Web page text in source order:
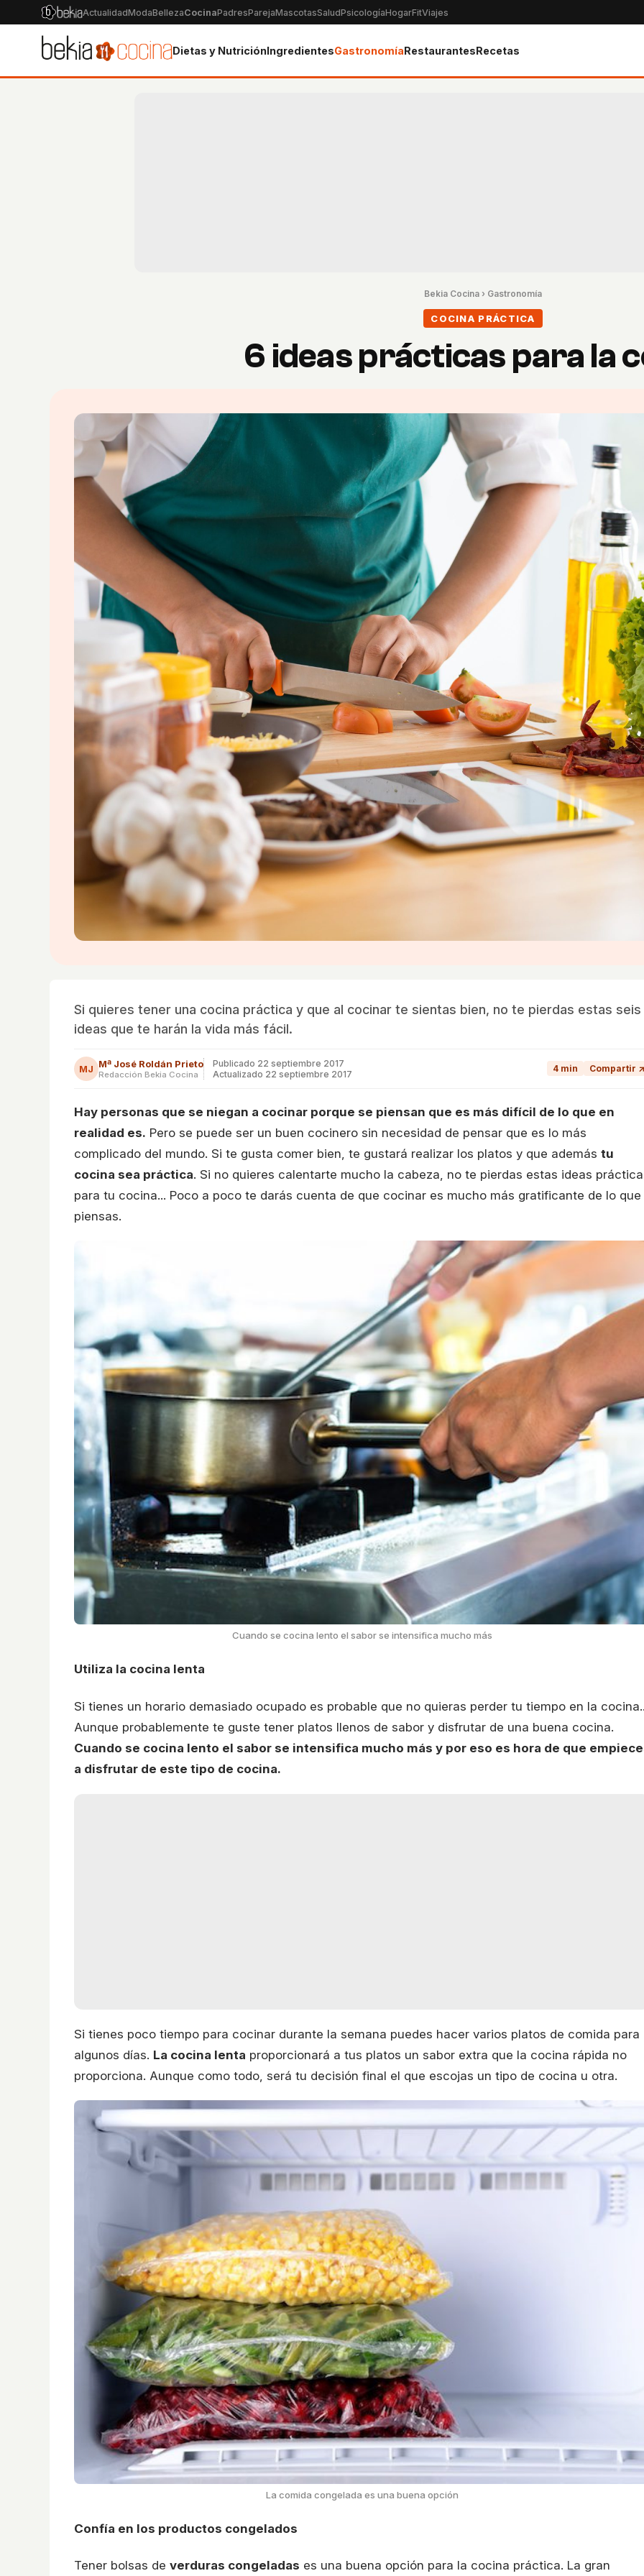
ActualidadModaBellezaCocinaPadresParejaMascotasSaludPsicologíaHogarFitViajes
Dietas y NutriciónIngredientesGastronomíaRestaurantesRecetas
Bekia Cocina › Gastronomía
COCINA PRÁCTICA
6 ideas prácticas para la
Si quieres tener una cocina práctica y que al cocinar te sientas bien, no te pierdas estas seis
ideas que te harán la vida más fácil.
MJ Mª José Roldán Prieto
Redacción Bekia Cocina
Publicado 22 septiembre 2017
Actualizado 22 septiembre 2017
4 min Compartir ↗
Hay personas que se niegan a cocinar porque se piensan que es más difícil de lo que en
realidad es. Pero se puede ser un buen cocinero sin necesidad de pensar que es lo más
complicado del mundo. Si te gusta comer bien, te gustará realizar los platos y que además tu
cocina sea práctica. Si no quieres calentarte mucho la cabeza, no te pierdas estas ideas
para tu cocina... Poco a poco te darás cuenta de que cocinar es mucho más gratificante de lo que
piensas.
Cuando se cocina lento el sabor se intensifica mucho más
Utiliza la cocina lenta
Si tienes un horario demasiado ocupado es probable que no quieras perder tu tiempo en la
Aunque probablemente te guste tener platos llenos de sabor y disfrutar de una buena cocina.
Cuando se cocina lento el sabor se intensifica mucho más y por eso es hora de que
a disfrutar de este tipo de cocina.
Si tienes poco tiempo para cocinar durante la semana puedes hacer varios platos de comida para
algunos días. La cocina lenta proporcionará a tus platos un sabor extra que la cocina rápida no
proporciona. Aunque como todo, será tu decisión final el que escojas un tipo de cocina u otra.
La comida congelada es una buena opción
Confía en los productos congelados
Tener bolsas de verduras congeladas es una buena opción para la cocina práctica. La gran